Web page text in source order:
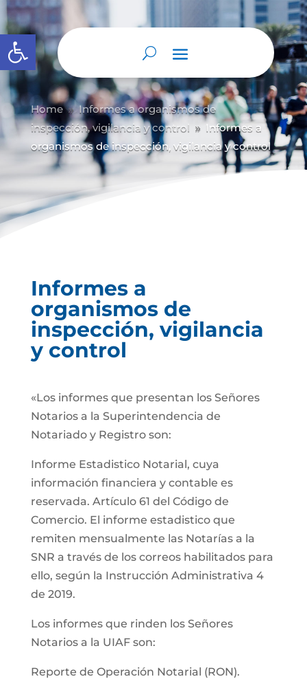
Abrir barra de herramientas
Home 9 Informes a organismos de
inspección, vigilancia y control 9
Informes a
organismos de inspección, vigilancia y control
Informes a
organismos de
inspección, vigilancia
y control
«Los informes que presentan los Señores
Notarios a la Superintendencia de
Notariado y Registro son:
Informe Estadistico Notarial, cuya
información financiera y contable es
reservada. Artículo 61 del Código de
Comercio. El informe estadistico que
remiten mensualmente las Notarías a la
SNR a través de los correos habilitados para
ello, según la Instrucción Administrativa 4
de 2019.
Los informes que rinden los Señores
Notarios a la UIAF son:
Reporte de Operación Notarial (RON).